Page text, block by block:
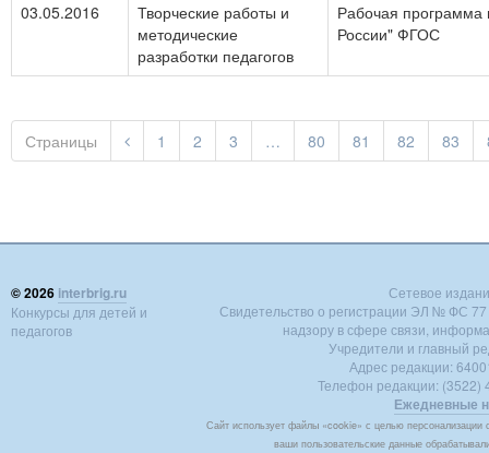
03.05.2016
Творческие работы и
методические
разработки педагогов
Рабочая
России" ФГОС
Страницы 1 2 3 … 80 81 82 83
© 2026 interbrig.ru
Конкурсы для детей и
педагогов
Сетевое
Свидетельство о регистрации ЭЛ № ФС
надзору в сфере связи,
Учредители и главный
Адрес редакции:
Телефон редакции: (3522)
Ежедневные
Сайт использует файлы «cookie» с целью
ваши пользовательские данные